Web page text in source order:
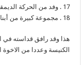
17 . وفد من الحركة الديمقراطية الاشورية فرع اربيل.
18 . مجموعة كبيرة من أبناء رعية مار يوخنا المعمدان في عينكاوة.
هذا وقد رافق قداسته في
الكنيسة وعددا من